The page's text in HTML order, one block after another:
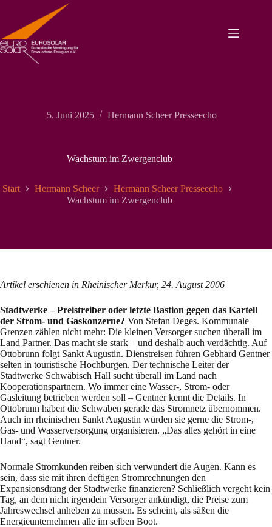
springen
5. Juni 2025 Hermann Scheer Presseecho
Wachstum im Zwergenclub
Start Hermann Scheer
Hermann Scheer Presseecho
Wachstum im Zwergenclub
Artikel erschienen in Rheinischer Merkur, 24. August 2006
Stadtwerke – Preistreiber oder letzte Bastion gegen das Kartell
der Strom- und Gaskonzerne? Von Stefan Deges. Kommunale
Grenzen zählen nicht mehr: Die kleinen Versorger suchen überall im
Land Partner. Das macht sie stark – und deshalb auch verdächtig. Auf
Ottobrunn folgt Sankt Augustin. Dienstreisen führen Gebhard Gentner
selten in touristische Hochburgen. Der technische Leiter der
Stadtwerke Schwäbisch Hall sucht überall im Land nach
Kooperationspartnern. Wo immer eine Wasser-, Strom- oder
Gasleitung betrieben werden soll – Gentner kennt die Details. In
Ottobrunn haben die Schwaben gerade das Stromnetz übernommen.
Auch im rheinischen Sankt Augustin würden sie gerne die Strom-,
Gas- und Wasserversorgung organisieren. „Das alles gehört in eine
Hand“, sagt Gentner.
Normale Stromkunden reiben sich verwundert die Augen. Kann es
sein, dass sie mit ihren deftigen Stromrechnungen den
Expansionsdrang der Stadtwerke finanzieren? Schließlich vergeht kein
Tag, an dem nicht irgendein Versorger ankündigt, die Preise zum
Jahreswechsel anheben zu müssen. Es scheint, als säßen die
Energieunternehmen alle im selben Boot.